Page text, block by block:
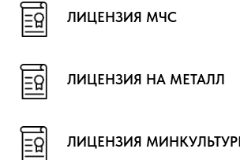
ЛИЦЕНЗИЯ МЧС
ЛИЦЕНЗИЯ НА МЕТАЛЛ
ЛИЦЕНЗИЯ